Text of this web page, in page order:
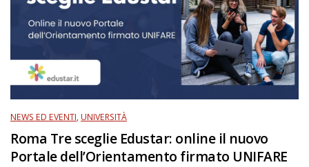
NEWS ED EVENTI,UNIVERSITÀ
Roma Tre sceglie Edustar: online il nuovo
Portale dell’Orientamento firmato UNIFARE